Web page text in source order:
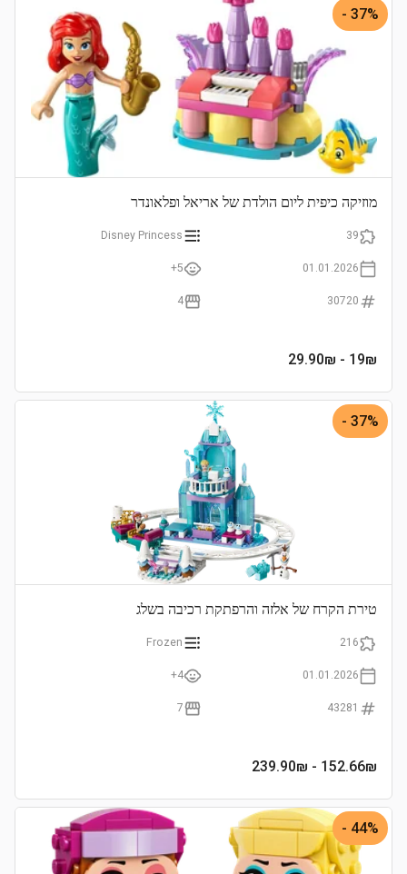
37% -
מוזיקה כיפית ליום הולדת של אריאל ופלאונדר
39
Disney Princess
01.01.2026
5+
30720
4
19₪
- 29.90₪
37% -
טירת הקרח של אלזה והרפתקת רכיבה בשלג
216
Frozen
01.01.2026
4+
43281
7
152.66₪
- 239.90₪
44% -